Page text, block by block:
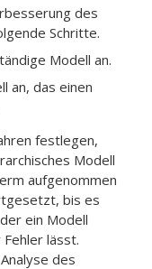
des
Schritte.
Modell an.
an, das einen
festlegen,
Modell
aufgenommen
bis es
ein Modell
lässt.
des